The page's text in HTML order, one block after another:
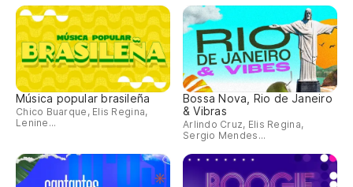
Música popular brasileña
Chico Buarque, Elis Regina,
Lenine...
Bossa Nova, Rio de Janeiro
& Vibras
Arlindo Cruz, Elis Regina,
Sergio Mendes...